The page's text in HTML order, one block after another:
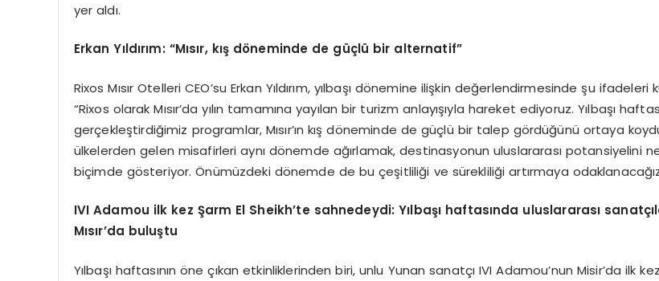
yer aldı.
Erkan Yıldırım: “Mısır, kış döneminde de güçlü bir alternatif”
Rixos Mısır Otelleri CEO’su Erkan Yıldırım, yılbaşı dönemine ilişkin değerlendirmesinde şu ifadeleri
“Rixos olarak Mısır’da yılın tamamına yayılan bir turizm anlayışıyla hareket ediyoruz. Yılbaşı
gerçekleştirdiğimiz programlar, Mısır’ın kış döneminde de güçlü bir talep gördüğünü ortaya
ülkelerden gelen misafirleri aynı dönemde ağırlamak, destinasyonun uluslararası potansiyelini
biçimde gösteriyor. Önümüzdeki dönemde de bu çeşitliliği ve sürekliliği artırmaya
IVI Adamou ilk kez Şarm El Sheikh’te sahnedeydi: Yılbaşı haftasında uluslararası sanatçı
Mısır’da buluştu
Yılbaşı haftasının öne çıkan etkinliklerinden biri, unlu Yunan sanatçı IVI Adamou’nun Misir’da ilk